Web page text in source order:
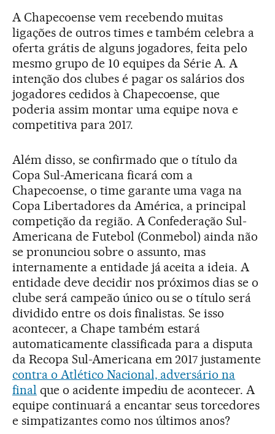
A Chapecoense vem recebendo muitas
ligações de outros times e também celebra a
oferta grátis de alguns jogadores, feita pelo
mesmo grupo de 10 equipes da Série A. A
intenção dos clubes é pagar os salários dos
jogadores cedidos à Chapecoense, que
poderia assim montar uma equipe nova e
competitiva para 2017.
Além disso, se confirmado que o título da
Copa Sul-Americana ficará com a
Chapecoense, o time garante uma vaga na
Copa Libertadores da América, a principal
competição da região. A Confederação Sul-
Americana de Futebol (Conmebol) ainda não
se pronunciou sobre o assunto, mas
internamente a entidade já aceita a ideia. A
entidade deve decidir nos próximos dias se o
clube será campeão único ou se o título será
dividido entre os dois finalistas. Se isso
acontecer, a Chape também estará
automaticamente classificada para a disputa
da Recopa Sul-Americana em 2017 justamente
contra o Atlético Nacional, adversário na
final que o acidente impediu de acontecer. A
equipe continuará a encantar seus torcedores
e simpatizantes como nos últimos anos?